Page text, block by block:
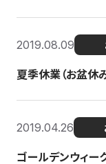
2019.08.09
夏季休業（お盆休
2019.04.26
ゴールデンウィー